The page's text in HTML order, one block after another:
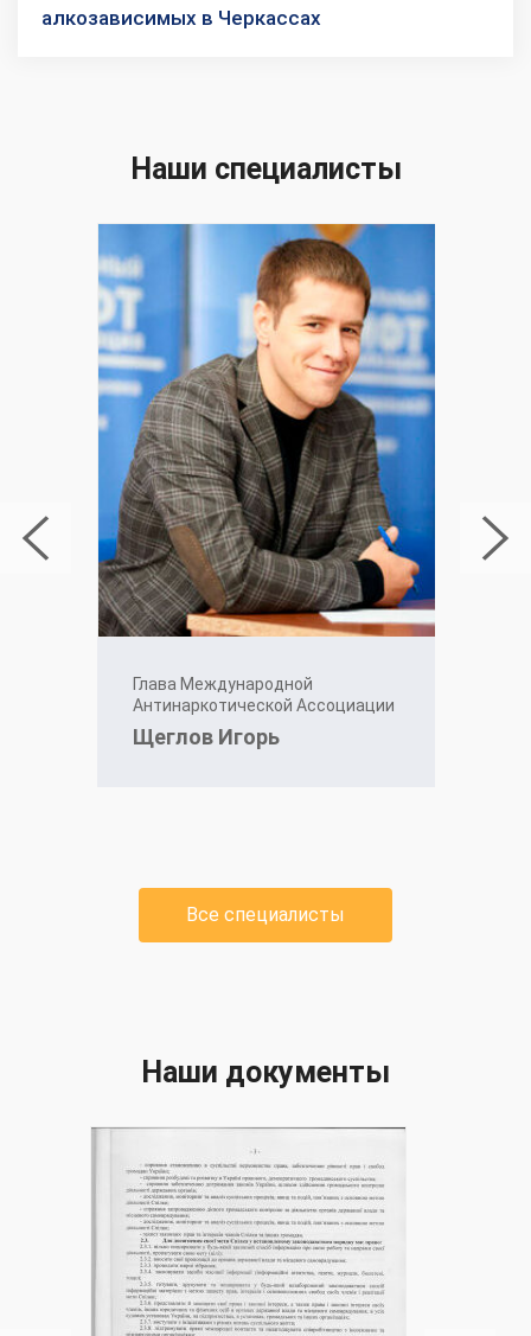
алкозависимых в Черкассах
Наши специалисты
Глава Международной
Антинаркотической Ассоциации
Щеглов Игорь
Все специалисты
Наши документы